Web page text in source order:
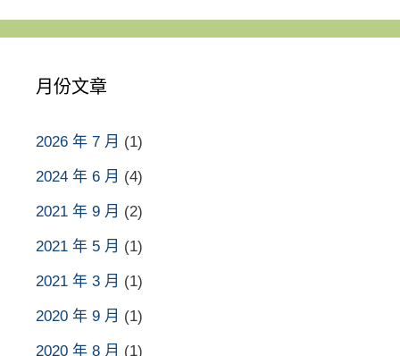
月份文章
2026 年 7 月 (1)
2024 年 6 月 (4)
2021 年 9 月 (2)
2021 年 5 月 (1)
2021 年 3 月 (1)
2020 年 9 月 (1)
2020 年 8 月 (1)